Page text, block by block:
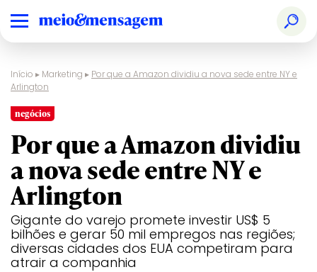
Início ▸ Marketing ▸ Por que a Amazon dividiu a nova sede entre NY e
Arlington
negócios
Por que a Amazon dividiu
a nova sede entre NY e
Arlington
Gigante do varejo promete investir US$ 5
bilhões e gerar 50 mil empregos nas regiões;
diversas cidades dos EUA competiram para
atrair a companhia